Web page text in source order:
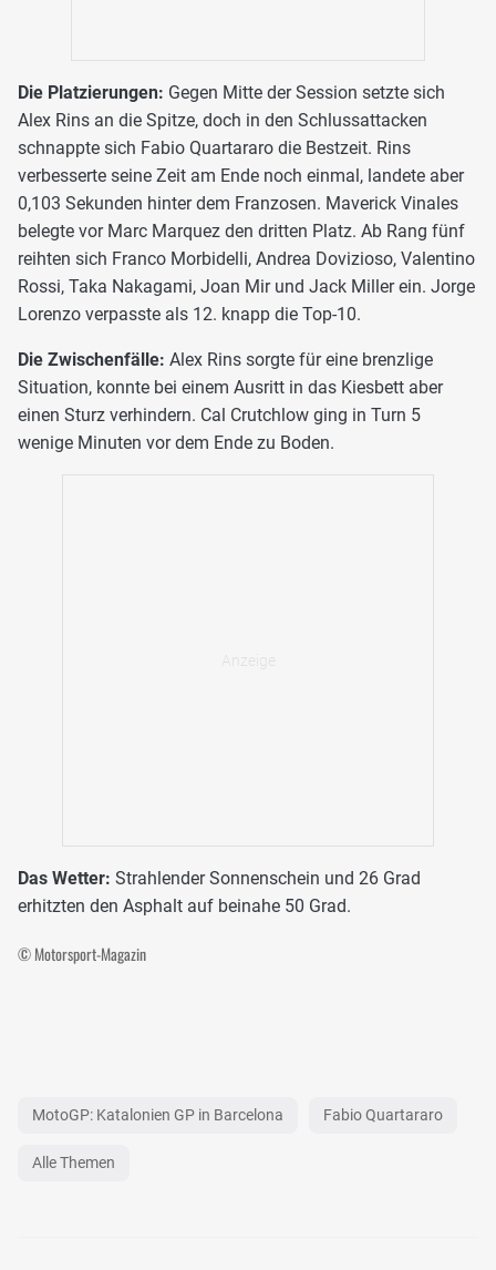
Die Platzierungen: Gegen Mitte der Session setzte sich
Alex Rins an die Spitze, doch in den Schlussattacken
schnappte sich Fabio Quartararo die Bestzeit. Rins
verbesserte seine Zeit am Ende noch einmal, landete aber
0,103 Sekunden hinter dem Franzosen. Maverick Vinales
belegte vor Marc Marquez den dritten Platz. Ab Rang fünf
reihten sich Franco Morbidelli, Andrea Dovizioso, Valentino
Rossi, Taka Nakagami, Joan Mir und Jack Miller ein. Jorge
Lorenzo verpasste als 12. knapp die Top-10.
Die Zwischenfälle: Alex Rins sorgte für eine brenzlige
Situation, konnte bei einem Ausritt in das Kiesbett aber
einen Sturz verhindern. Cal Crutchlow ging in Turn 5
wenige Minuten vor dem Ende zu Boden.
Das Wetter: Strahlender Sonnenschein und 26 Grad
erhitzten den Asphalt auf beinahe 50 Grad.
© Motorsport-Magazin
MotoGP: Katalonien GP in Barcelona Fabio Quartararo
Alle Themen